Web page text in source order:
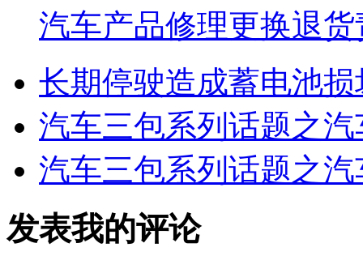
汽车产品修理更换退
长期停驶造成蓄电池
汽车三包系列话题之
汽车三包系列话题之
发表我的评论